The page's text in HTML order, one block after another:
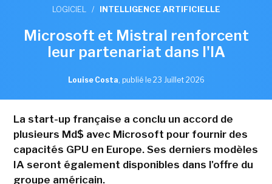
LOGICIEL / INTELLIGENCE ARTIFICIELLE
Microsoft et Mistral renforcent
leur partenariat dans l'IA
Louise Costa, publié le 23 Juillet 2026
La start-up française a conclu un accord de
plusieurs Md$ avec Microsoft pour fournir des
capacités GPU en Europe. Ses derniers modèles
IA seront également disponibles dans l'offre du
groupe américain.